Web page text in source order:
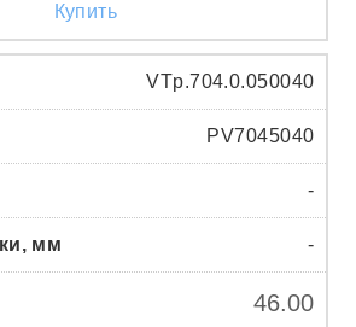
Купить
VTp.704.0.050040
PV7045040
-
-
46.00